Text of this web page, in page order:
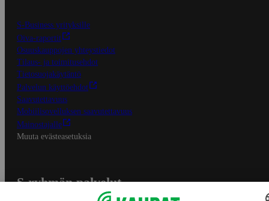
S-Business yrityksille
Oiva-raportit
Osuuskauppojen yhteystiedot
Tilaus- ja toimitusehdot
Tietosuojakäytäntö
Palvelun käyttöehdot
Saavutettavuus
Mobiilisovelluksen saavutettavuus
Mainostajalle
Muuta evästeasetuksia
S-ryhmän palvelut